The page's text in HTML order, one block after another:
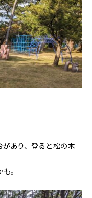
あり、登ると松の木
。